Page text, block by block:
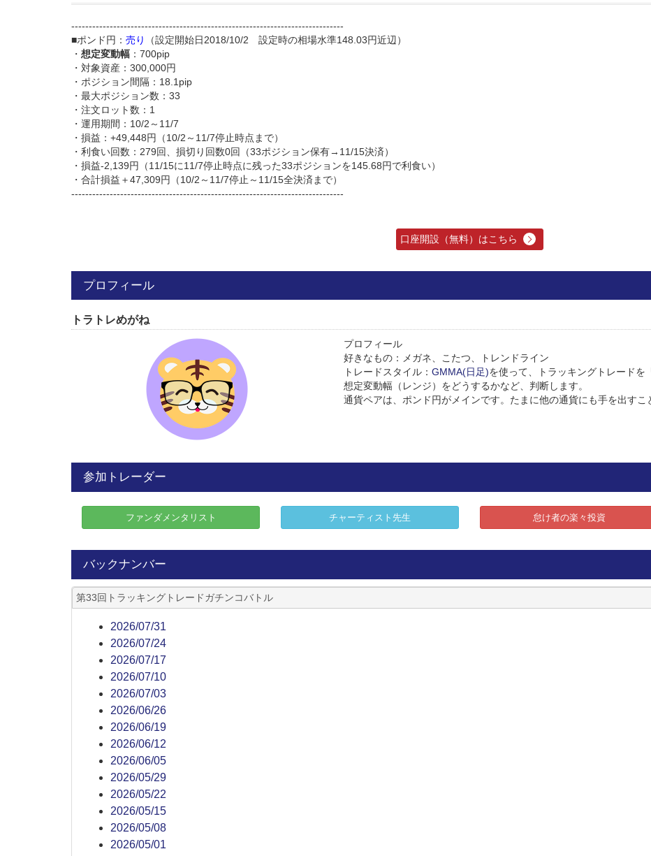
------------------------------------------------------------------------------
■ポンド円： 売り
（設定開始日2018/10/2 設定時の相場水準148.03円近辺）
・ 想定変動幅 ：700pip
・対象資産：300,000円
・ポジション間隔：18.1pip
・最大ポジション数：33
・注文ロット数：1
・運用期間：10/2～11/7
・損益：+49,448円（10/2～11/7停止時点まで）
・利食い回数：279回、損切り回数0回（33ポジション保有→11/15決済）
・損益-2,139円（11/15に11/7停止時点に残った33ポジションを145.68円で利食い）
・合計損益＋47,309円（10/2～11/7停止～11/15全決済まで）
------------------------------------------------------------------------------
口座開設（無料）はこちら
プロフィール
トラトレめがね
プロフィール
好きなもの：メガネ、こたつ、トレンドライン
トレードスタイル： GMMA(日足)を使って、トラッキングトレードを
想定変動幅（レンジ）をどうするかなど、判断します。
通貨ペアは、ポンド円がメインです。たまに他の通貨にも手を出すこ
参加トレーダー
ファンダメンタリスト チャーティスト先生 怠け者の楽々投資
バックナンバー
第33回トラッキングトレードガチンコバトル
2026/07/31
2026/07/24
2026/07/17
2026/07/10
2026/07/03
2026/06/26
2026/06/19
2026/06/12
2026/06/05
2026/05/29
2026/05/22
2026/05/15
2026/05/08
2026/05/01